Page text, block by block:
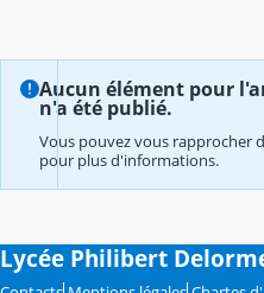
Aucun élément pour
n'a été publié.
Vous pouvez vous rapprocher
pour plus d'informations.
Lycée Philibert